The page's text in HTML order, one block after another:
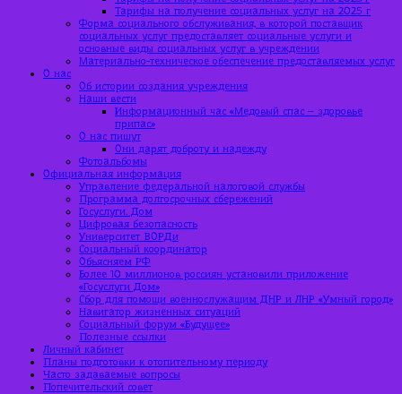
Тарифы на получение социальных услуг на 2025 г
Форма социального обслуживания, в которой поставщик
социальных услуг предоставляет социальные услуги и
основные виды социальных услуг в учреждении
Материально-техническое обеспечение предоставляемых услуг
О нас
Об истории создания учреждения
Наши вести
Информационный час «Медовый спас – здоровье
припас»
О нас пишут
Они дарят доброту и надежду
Фотоальбомы
Официальная информация
Управление федеральной налоговой службы
Программа долгосрочных сбережений
Госуслуги. Дом
Цифровая безопасность
Университет ВОРДи
Социальный координатор
Объясняем РФ
Более 10 миллионов россиян установили приложение
«Госуслуги Дом»
Сбор для помощи военнослужащим ДНР и ЛНР «Умный город»
Навигатор жизненных ситуаций
Социальный форум «Будущее»
Полезные ссылки
Личный кабинет
Планы подготовки к отопительному периоду
Часто задаваемые вопросы
Попечительский совет